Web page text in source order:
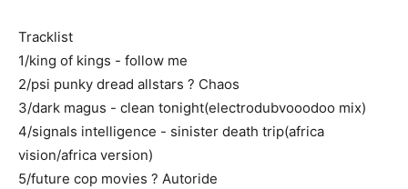
レコード
CD
カセット
その他
メールアドレス（必須）
Tracklist
1/king of kings - follow me
2/psi punky dread allstars ? Chaos
3/dark magus - clean tonight(electrodubvooodoo mix)
4/signals intelligence - sinister death trip(africa
vision/africa version)
5/future cop movies ? Autoride